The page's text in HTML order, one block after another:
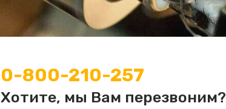
0-800-210-257
Хотите, мы Вам перезвоним?